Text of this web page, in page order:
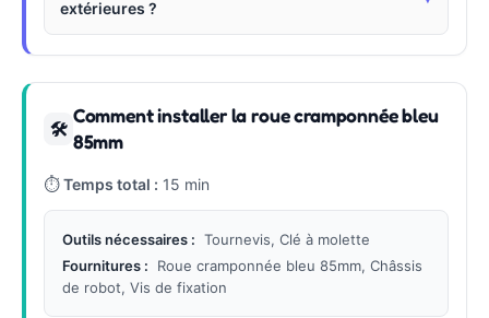
extérieures ?
🛠
Comment installer la roue cramponnée bleu
85mm
⏱Temps total : 15 min
Outils nécessaires : Tournevis, Clé à molette
Fournitures :
Roue cramponnée bleu 85mm, Châssis
de robot, Vis de fixation